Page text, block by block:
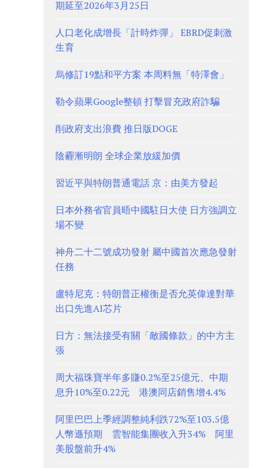
期延至2026年3月25日
人口老化成增長「計時炸彈」 EBRD促刺激
生育
烏修訂19點和平方案 本周料無「特澤會」
勒令蘋果Google整頓 打擊冒充政府詐騙
削政府支出浪費 推日版DOGE
陰霾漸明朗 全球企業放緩加價
習近平與特朗普通電話 京：由美方發起
日本外務省官員晤中國駐日大使 日方強調立
場不變
神舟二十二號成功發射 屬中國首次應急發射
任務
盧特尼克：特朗普正權衡是否允英偉達對華
出口先進AI芯片
日方：無法接受有關「敵國條款」的中方主
張
周大福珠寶半年多賺0.2%至25億元、中期
息升10%至0.22元 港澳同店銷售增4.4%
阿里巴巴上季經調整純利跌72%至103.5億
人幣遜預期 雲智能集團收入升34% 阿里
美股盤前升4%